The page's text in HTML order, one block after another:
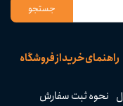
راهنمای خرید از فروشگاه
نحوه ثبت سفارش
جستجو